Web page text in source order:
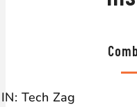
IN: Tech Zag